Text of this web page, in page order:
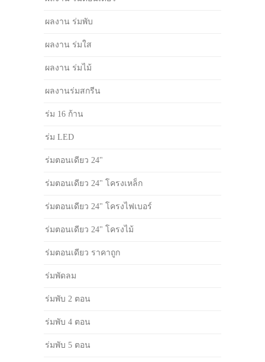
ผลงาน ร่มพับ
ผลงาน ร่มใส
ผลงาน ร่มไม้
ผลงานร่มสกรีน
ร่ม 16 ก้าน
ร่ม LED
ร่มตอนเดียว 24"
ร่มตอนเดียว 24" โครงเหล็ก
ร่มตอนเดียว 24" โครงไฟเบอร์
ร่มตอนเดียว 24" โครงไม้
ร่มตอนเดียว ราคาถูก
ร่มพัดลม
ร่มพับ 2 ตอน
ร่มพับ 4 ตอน
ร่มพับ 5 ตอน